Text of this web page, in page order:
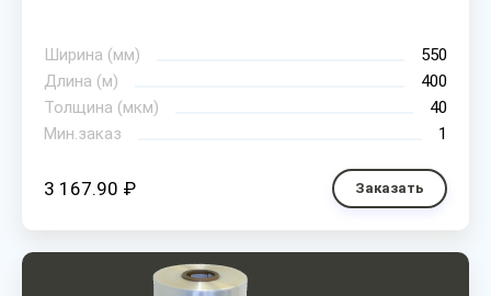
Ширина (мм)
550
Длина (м)
400
Толщина (мкм)
40
Мин.заказ
1
3 167.90 ₽ Заказать